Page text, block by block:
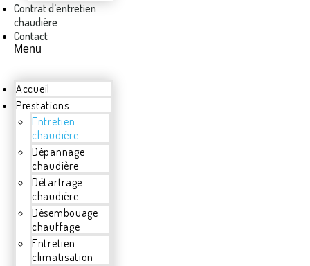
Contrat d’entretien
chaudière
Contact
Menu
Accueil
Prestations
Entretien
chaudière
Dépannage
chaudière
Détartrage
chaudière
Désembouage
chauffage
Entretien
climatisation